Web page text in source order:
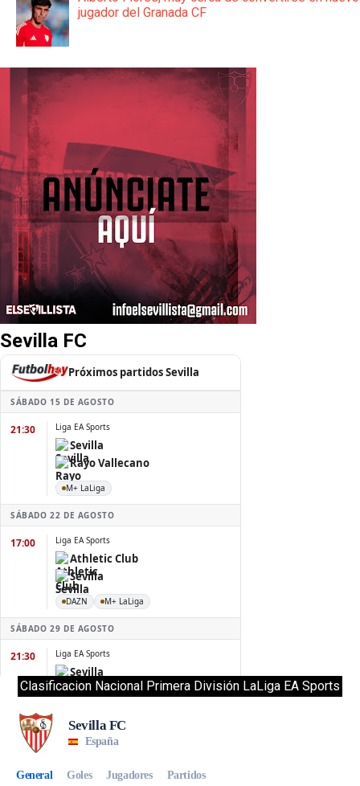
jugador del Granada CF
Sevilla FC
Clasificacion Nacional Primera División LaLiga EA Sports